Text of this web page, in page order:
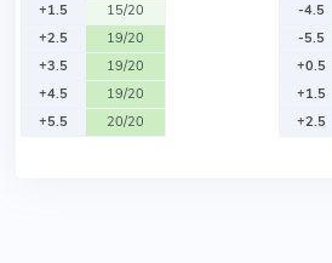
+1.5
15/20
+2.5
19/20
+3.5
19/20
+4.5
19/20
+5.5
20/20
-4.5
-5.5
+0.5
+1.5
+2.5